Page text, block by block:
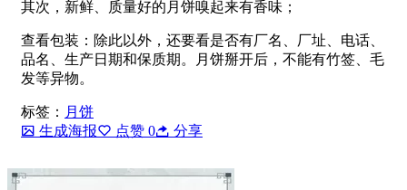
其次，新鲜、质量好的月饼嗅起来有香味；
查看包装：除此以外，还要看是否有厂名、厂址、电话、
品名、生产日期和保质期。月饼掰开后，不能有竹签、毛
发等异物。
标签： 月饼
生成海报
点赞 0 分享